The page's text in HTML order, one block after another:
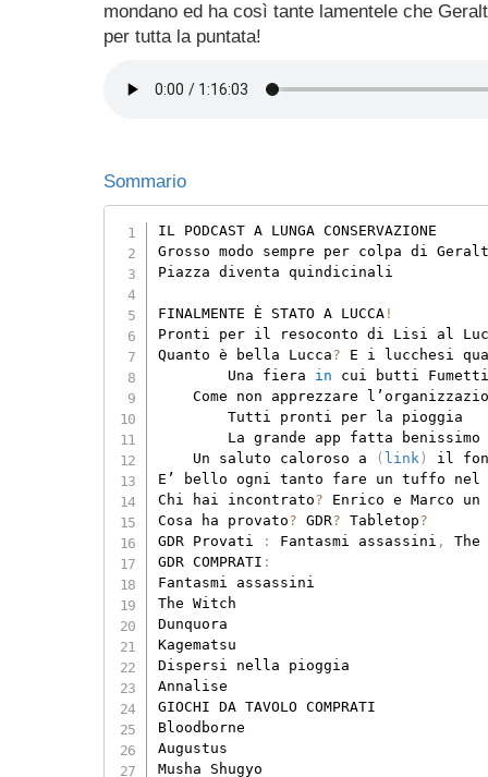
mondano ed ha così tante lamentele che
per tutta la puntata!
Sommario
IL PODCAST A LUNGA CONSERVAZIONE
Grosso modo sempre per colpa di
Piazza diventa quindicinali
FINALMENTE È STATO A LUCCA !
Pronti per il resoconto di Lisi al Lucca
Quanto è bella Lucca? E i lucchesi
        Una fiera
in cui butti
Come non apprezzare
        Tutti pronti per la pioggia
La grande app fatta
    Un saluto caloroso a
( link )
il
E’ bello ogni tanto fare un tuffo nel
Chi hai incontrato? Enrico e Marco
Cosa ha provato? GDR? Tabletop?
GDR Provati
: Fantasmi assassini ,
The
GDR COMPRATI :
Fantasmi assassini
The Witch
Dunquora
Kagematsu
Dispersi nella pioggia
Annalise
GIOCHI DA TAVOLO COMPRATI
Bloodborne
Augustus
Musha Shugyo